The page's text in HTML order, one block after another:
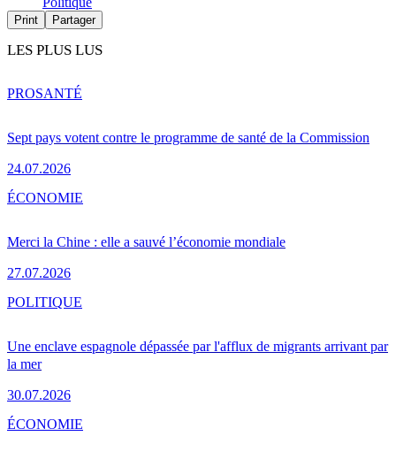
Print Partager
LES PLUS LUS
Sept pays votent contre le programme de santé de la Commission
24.07.2026
PROSANTÉ
Merci la Chine : elle a sauvé l’économie mondiale
27.07.2026
ÉCONOMIE
Une enclave espagnole dépassée par l'afflux de migrants arrivant par
la mer
30.07.2026
POLITIQUE
ÉCONOMIE